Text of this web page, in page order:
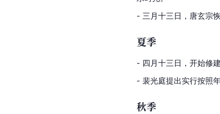
- 三月十三日，唐玄宗
夏季
- 四月十三日，开始修
- 裴光庭提出实行按照
秋季